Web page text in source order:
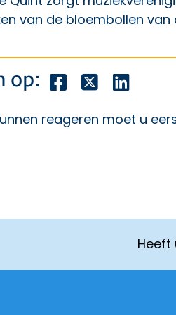
van de bloembollen van
op: Deel dit bericht
Deel ditDeel
reageren moet u
Heeft